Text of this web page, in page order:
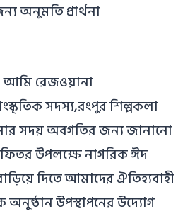
প্রার্থনা
আমি রেজওয়ানা
সদস্য,রংপুর শিল্পকলা
সদয় অবগতির জন্য জানানো
ফিতর উপলক্ষে নাগরিক ঈদ
দিতে আমাদের ঐতিহ্যবাহী
অনুষ্ঠান উপস্থাপনের উদ্যোগ